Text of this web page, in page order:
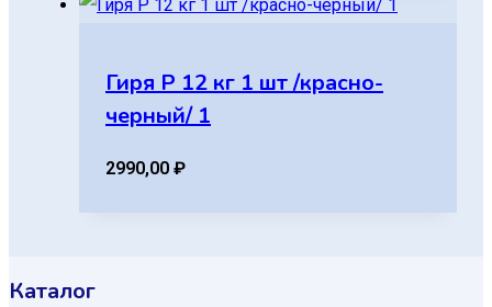
Гиря Р 12 кг 1 шт /красно-
черный/ 1
2990,00 ₽
Каталог